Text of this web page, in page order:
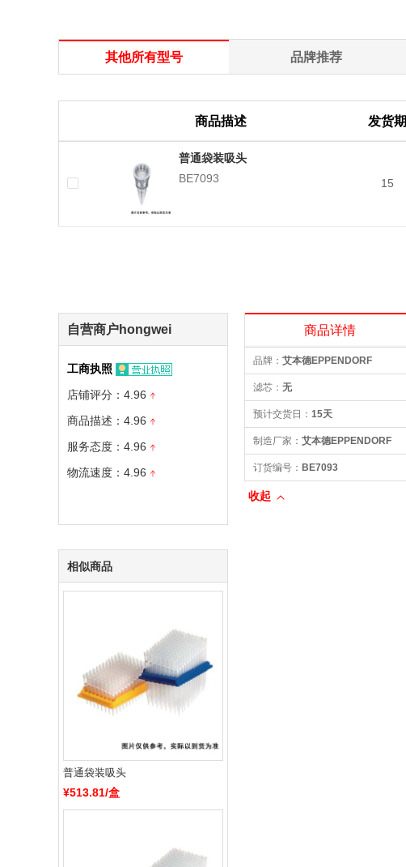
其他所有型号 品牌推荐
商品描述 发货期
普通袋装吸头
BE7093
15
自营商户hongwei
工商执照
店铺评分：4.96
商品描述：4.96
服务态度：4.96
物流速度：4.96
相似商品
普通袋装吸头
¥513.81/盒
商品详情
品牌： 艾本德EPPENDORF
滤芯： 无
预计交货日： 15天
制造厂家： 艾本德EPPENDORF
订货编号： BE7093
收起